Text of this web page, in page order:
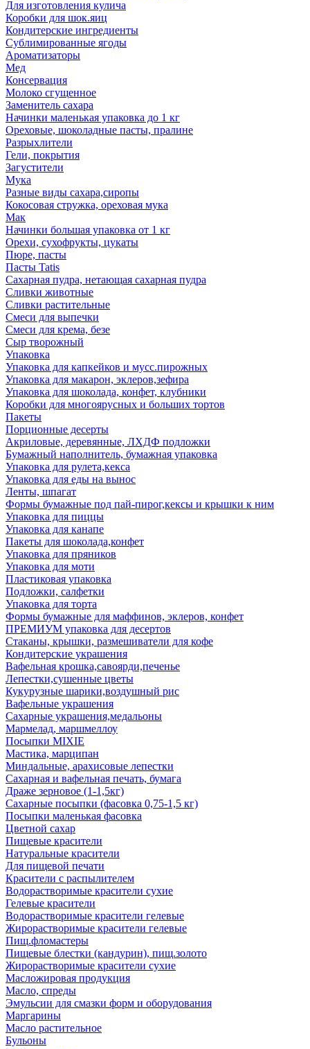
Для изготовления кулича
Коробки для шок.яиц
Кондитерские ингредиенты
Сублимированные ягоды
Ароматизаторы
Мед
Консервация
Молоко сгущенное
Заменитель сахара
Начинки маленькая упаковка до 1 кг
Ореховые, шоколадные пасты, пралине
Разрыхлители
Гели, покрытия
Загустители
Мука
Разные виды сахара,сиропы
Кокосовая стружка, ореховая мука
Мак
Начинки большая упаковка от 1 кг
Орехи, сухофрукты, цукаты
Пюре, пасты
Пасты Tatis
Сахарная пудра, нетающая сахарная пудра
Сливки животные
Сливки растительные
Смеси для выпечки
Смеси для крема, безе
Сыр творожный
Упаковка
Упаковка для капкейков и мусс.пирожных
Упаковка для макарон, эклеров,зефира
Упаковка для шоколада, конфет, клубники
Коробки для многоярусных и больших тортов
Пакеты
Порционные десерты
Акриловые, деревянные, ЛХДФ подложки
Бумажный наполнитель, бумажная упаковка
Упаковка для рулета,кекса
Упаковка для еды на вынос
Ленты, шпагат
Формы бумажные под пай-пирог,кексы и крышки к ним
Упаковка для пиццы
Упаковка для канапе
Пакеты для шоколада,конфет
Упаковка для пряников
Упаковка для моти
Пластиковая упаковка
Подложки, салфетки
Упаковка для торта
Формы бумажные для маффинов, эклеров, конфет
ПРЕМИУМ упаковка для десертов
Стаканы, крышки, размешиватели для кофе
Кондитерские украшения
Вафельная крошка,савоярди,печенье
Лепестки,сушенные цветы
Кукурузные шарики,воздушный рис
Вафельные украшения
Сахарные украшения,медальоны
Мармелад, маршмеллоу
Посыпки MIXIE
Мастика, марципан
Миндальные, арахисовые лепестки
Сахарная и вафельная печать, бумага
Драже зерновое (1-1,5кг)
Сахарные посыпки (фасовка 0,75-1,5 кг)
Посыпки маленькая фасовка
Цветной сахар
Пищевые красители
Натуральные красители
Для пищевой печати
Красители с распылителем
Водорастворимые красители сухие
Гелевые красители
Водорастворимые красители гелевые
Жирорастворимые красители гелевые
Пищ.фломастеры
Пищевые блестки (кандурин), пищ.золото
Жирорастворимые красители сухие
Масложировая продукция
Масло, спреды
Эмульсии для смазки форм и оборудования
Маргарины
Масло растительное
Бульоны